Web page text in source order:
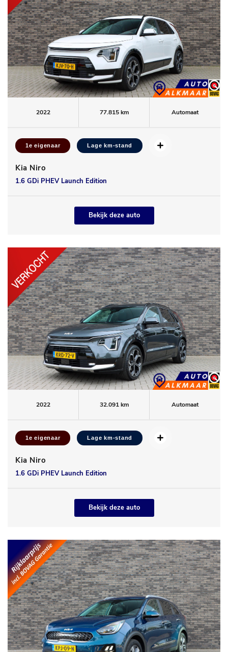
2022 77.815 km Automaat
1e eigenaar Lage km-stand
Kia Niro
1.6 GDi PHEV Launch Edition
Bekijk deze auto
2022 32.091 km Automaat
1e eigenaar Lage km-stand
Kia Niro
1.6 GDi PHEV Launch Edition
Bekijk deze auto